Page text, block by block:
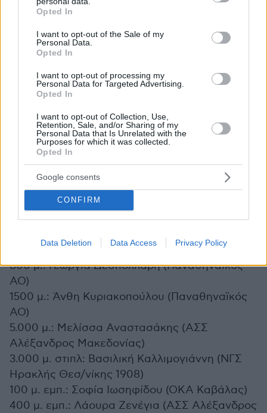
grant or deny consent to Google and its third-party tags to
use your data for below specified purposes in below Google
consent section.
Opted In
I want to opt-out of the Sale of my
Personal Data.
Opted In
I want to opt-out of processing my
Personal Data for Targeted Advertising.
Opted In
I want to opt-out of Collection, Use,
Retention, Sale, and/or Sharing of my
Personal Data that Is Unrelated with the
Purposes for which it was collected.
Opted In
Google consents
CONFIRM
Data Deletion Data Access Privacy Policy
Βενιζέλος)
4Χ100 μ.: Σωτήρης Γκαραγκάνης (ΟΦΚΑ Α.
Δημητρίου Οδυσσέας), Βασίλης
Παναγιωτόπουλος (ΓΣ Άθλος Κερατσίνι-
Δραπετσώνα), Λάμπρος Βολίκας (ΑΣ Έφηβος
Παπαμαργαρίτης (ΠΑΣ Πρωτ/των Κομοτηνής)
Γυναίκες:
100 μ.: Πολυνίκη Εμμανουηλίδου (ΑΣΣ
Αλέξανδρος Μακεδονίας)
200 μ.: Πολυνίκη Εμμανουηλίδου (ΑΣΣ
Αλέξανδρος Μακεδονίας)
800 μ.: Γεωργία Δεσπολλάρη (Παναθηναϊκός
ΑΟ)
1500 μ.: Άνθη Κυριακοπούλου (Παναθηναϊκός
ΑΟ)
5.000 μ.: Μελίσσα Αναστασάκης (ΑΣΣ
Αλέξανδρος Μακεδονίας)
3.000 μ. στιπλ: Βασιλική Καλλιμογιάννη (ΝΓΣ
Ηρακλής Θεσ/νίκης 1908)
100 μ. εμπ.: Σοφία Ιωσηφίδου (ΟΚΑ Καβάλας)
400 μ. εμπ.: Λάουρα Ζενέγια (ΑΣΣ Αλέξανδρος